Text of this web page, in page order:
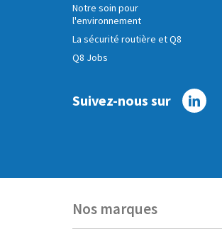
Notre soin pour
l'environnement
La sécurité routière et Q8
Q8 Jobs
Suivez-nous sur
Nos marques